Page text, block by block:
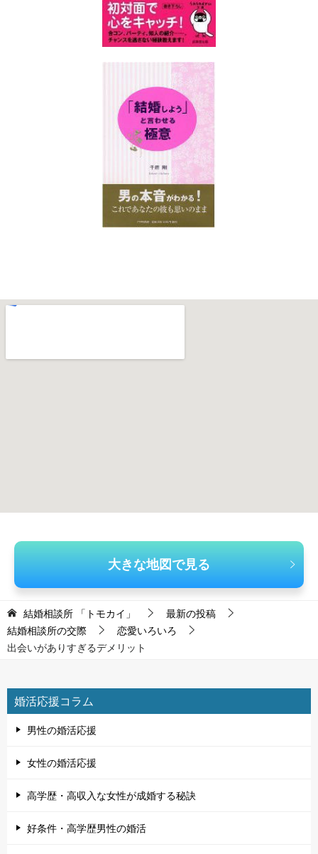
大きな地図で見る
結婚相談所 「トモカイ」
最新の投稿
結婚相談所の交際
恋愛いろいろ
出会いがありすぎるデメリット
婚活応援コラム
男性の婚活応援
女性の婚活応援
高学歴・高収入な女性が成婚する秘訣
好条件・高学歴男性の婚活